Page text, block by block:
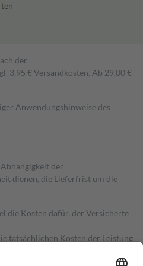
der
3,95 € Versandkosten. Ab 29,00 €
Anwendungshinweise des
der
dienen, die Lieferfrist um die
die Kosten dafür, der Versicherte
tatsächlichen Kosten der Leistung